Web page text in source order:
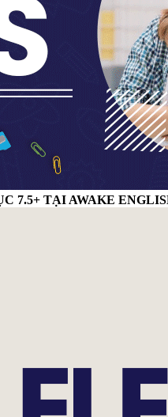
7.5+ TẠI AWAKE